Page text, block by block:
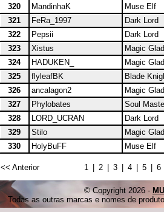
320
MandinhaK
Muse Elf
321
FeRa_1997
Dark Lord
322
Pepsii
Dark Lord
323
Xistus
Magic
324
HADUKEN_
Magic
325
flyleafBK
Blade
326
ancalagon2
Magic
327
Phylobates
Soul
328
LORD_UCRAN
Dark Lord
329
Stilo
Magic
330
HolyBuFF Muse Elf
<< Anterior 1 2 3 4 5 6
© Copyright 2026 -
Todas as outras marcas e nomes de